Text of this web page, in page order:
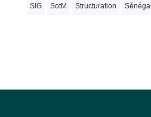
SIG SotM Structuration Sénégal